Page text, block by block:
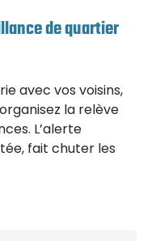
de quartier
avec vos voisins,
la relève
L’alerte
fait chuter les